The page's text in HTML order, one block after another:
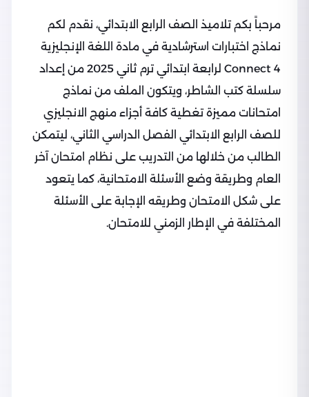
مرحباً بكم تلاميذ الصف الرابع الابتدائي، نقدم لكم
نماذج اختبارات استرشادية في مادة اللغة الإنجليزية
Connect 4 لرابعة ابتدائي ترم ثاني 2025 من إعداد
سلسلة كتب الشاطر، ويتكون الملف من نماذج
امتحانات مميزة تغطية كافة أجزاء منهج الانجليزي
للصف الرابع الابتدائي الفصل الدراسي الثاني، ليتمكن
الطالب من خلالها من التدريب على نظام امتحان آخر
العام وطريقة وضع الأسئلة الامتحانية، كما يتعود
على شكل الامتحان وطريقه الإجابة على الأسئلة
المختلفة في الإطار الزمني للامتحان.